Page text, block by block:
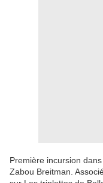
Première incursion
Zabou Breitman.